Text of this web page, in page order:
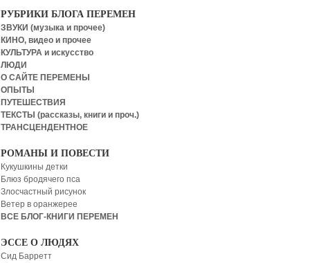
РУБРИКИ БЛОГА ПЕРЕМЕН
ЗВУКИ (музыка и прочее)
КИНО, видео и прочее
КУЛЬТУРА и искусство
ЛЮДИ
О САЙТЕ ПЕРЕМЕНЫ
ОПЫТЫ
ПУТЕШЕСТВИЯ
ТЕКСТЫ (рассказы, книги и проч.)
ТРАНСЦЕНДЕНТНОЕ
РОМАНЫ И ПОВЕСТИ
Кукушкины детки
Блюз бродячего пса
Злосчастный рисунок
Ветер в оранжерее
ВСЕ БЛОГ-КНИГИ ПЕРЕМЕН
ЭССЕ О ЛЮДЯХ
Сид Барретт